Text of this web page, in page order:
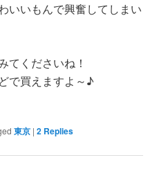
いいもんで興奮してしまい
てくださいね！
で買えますよ～♪
東京 | 2Replies